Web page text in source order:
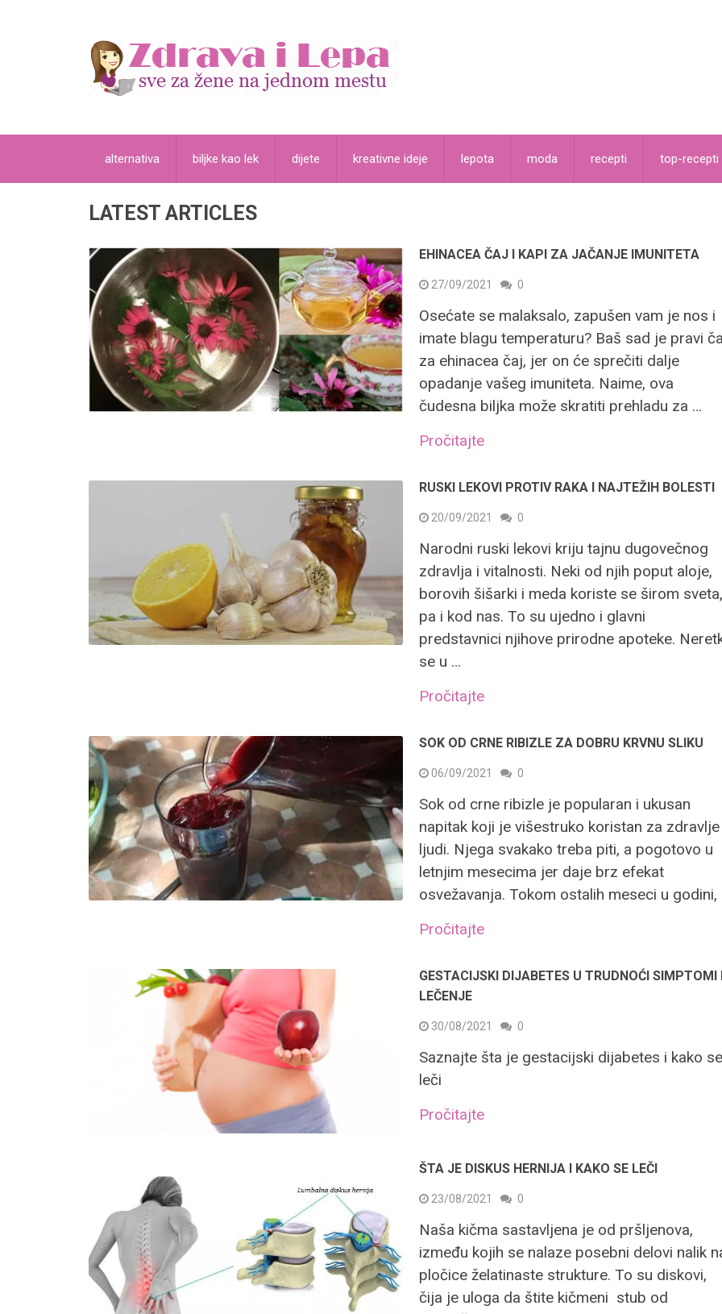
alternativa biljke kao lek dijete kreativne ideje lepota moda recepti top-recepti
LATEST ARTICLES
EHINACEA ČAJ I KAPI ZA JAČANJE IMUNITETA
27/09/2021 0
Osećate se malaksalo, zapušen vam je nos i
imate blagu temperaturu? Baš sad je pravi
za ehinacea čaj, jer on će sprečiti dalje
opadanje vašeg imuniteta. Naime, ova
čudesna biljka može skratiti prehladu za …
Pročitajte
RUSKI LEKOVI PROTIV RAKA I NAJTEŽIH BOLESTI
20/09/2021 0
Narodni ruski lekovi kriju tajnu dugovečnog
zdravlja i vitalnosti. Neki od njih poput aloje,
borovih šišarki i meda koriste se širom
pa i kod nas. To su ujedno i glavni
predstavnici njihove prirodne apoteke.
se u …
Pročitajte
SOK OD CRNE RIBIZLE ZA DOBRU KRVNU SLIKU
06/09/2021 0
Sok od crne ribizle je popularan i ukusan
napitak koji je višestruko koristan za zdravlje
ljudi. Njega svakako treba piti, a pogotovo u
letnjim mesecima jer daje brz efekat
osvežavanja. Tokom ostalih meseci u godini,
Pročitajte
GESTACIJSKI DIJABETES U TRUDNOĆI SIMPTOMI
LEČENJE
30/08/2021 0
Saznajte šta je gestacijski dijabetes i kako
leči
Pročitajte
ŠTA JE DISKUS HERNIJA I KAKO SE LEČI
23/08/2021 0
Naša kičma sastavljena je od pršljenova,
između kojih se nalaze posebni delovi nalik
pločice želatinaste strukture. To su diskovi,
čija je uloga da štite kičmeni stub od